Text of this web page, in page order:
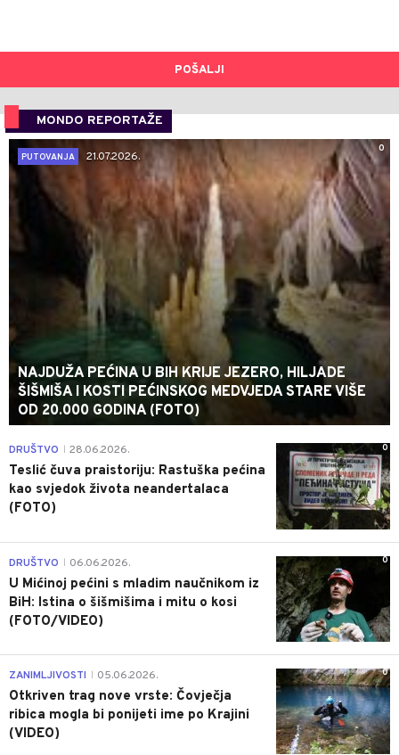
POŠALJI
MONDO REPORTAŽE
0
PUTOVANJA
21.07.2026.
NAJDUŽA PEĆINA U BIH KRIJE JEZERO, HILJADE
ŠIŠMIŠA I KOSTI PEĆINSKOG MEDVJEDA STARE VIŠE
OD 20.000 GODINA (FOTO)
0
DRUŠTVO 28.06.2026.
Teslić čuva praistoriju: Rastuška pećina
kao svjedok života neandertalaca
(FOTO)
0
DRUŠTVO 06.06.2026.
U Mićinoj pećini s mladim naučnikom iz
BiH: Istina o šišmišima i mitu o kosi
(FOTO/VIDEO)
0
ZANIMLJIVOSTI 05.06.2026.
Otkriven trag nove vrste: Čovječja
ribica mogla bi ponijeti ime po Krajini
(VIDEO)